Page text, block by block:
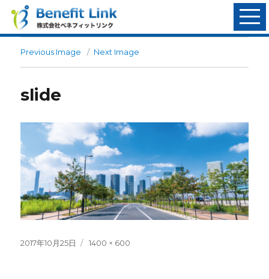
Previous Image Next Image
slide
Posted
2017年10月25日
Full
1400 × 600